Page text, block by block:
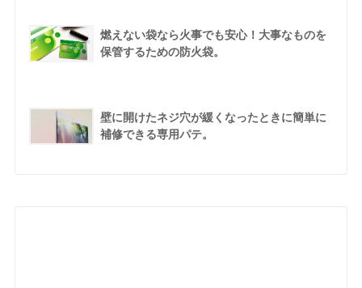
燃えない袋なら火事でも安心！大事なものを
保管するための防火袋。
壁に開けたネジ穴が緩くなったときに簡単に
補修できる専用パテ。